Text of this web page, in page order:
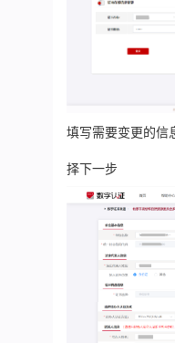
填写需要变更的信
择下一步